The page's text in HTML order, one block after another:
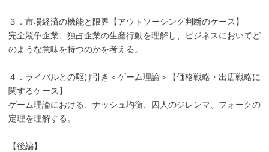
３．市場経済の機能と限界【アウトソーシング判断のケース】
完全競争企業、独占企業の生産行動を理解し、ビジネスにおいてど
のような意味を持つのかを考える。
４．ライバルとの駆け引き＜ゲーム理論＞【価格戦略・出店戦略に
関するケース】
ゲーム理論における、ナッシュ均衡、囚人のジレンマ、フォークの
定理を理解する。
【後編】